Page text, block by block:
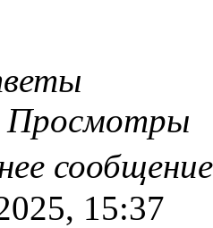
Просмотры
15:37